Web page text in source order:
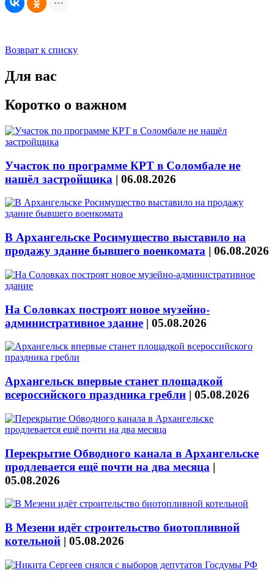
Возврат к списку
Для вас
Коротко о важном
Участок по программе КРТ в Соломбале не
нашёл застройщика | 06.08.2026
В Архангельске Росимущество выставило на
продажу здание бывшего военкомата | 06.08.2026
На Соловках построят новое музейно-
административное здание | 05.08.2026
Архангельск впервые станет площадкой
всероссийского праздника гребли | 05.08.2026
Перекрытие Обводного канала в Архангельске
продлевается ещё почти на два месяца |
05.08.2026
В Мезени идёт строительство биотопливной
котельной | 05.08.2026